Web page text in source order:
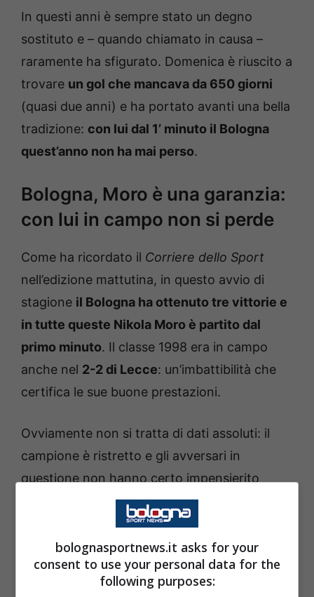
In questi anni è sempre stato un degno
sostituto e – quando chiamato in causa –
raramente ha sfigurato. Domenica è riuscito a
trovare un gol che mancava da 650 giorni
(quasi due anni) e ha portato avanti una bella
tradizione: con lui dal 1’ minuto il Bologna
quest’anno non ha mai perso.
Bologna, Moro è una garanzia:
con lui in campo non si perde
Come ha ricordato il Corriere dello Sport
nell’edizione mattutina, in questo avvio di
stagione il Bologna ha ottenuto tre vittorie e
in tutte queste Nikola Moro è partito dal
primo minuto. Il classe 1998 era in campo
anche nel 2-2 di Lecce: un’imbattibilità che
certifica le sue buone prestazioni.
Ovviamente non si tratta di dati assoluti: il
campione è ristretto e gli avversari in
questione non hanno certo impensierito
quanto Roma e Milan, ma resta
interessante per analizzare la fiducia che
Italiano ripone nel croato.
Non a caso in questa stagioneè il
bolognasportnews.it asks for your
consent to use your personal data for the
following purposes: